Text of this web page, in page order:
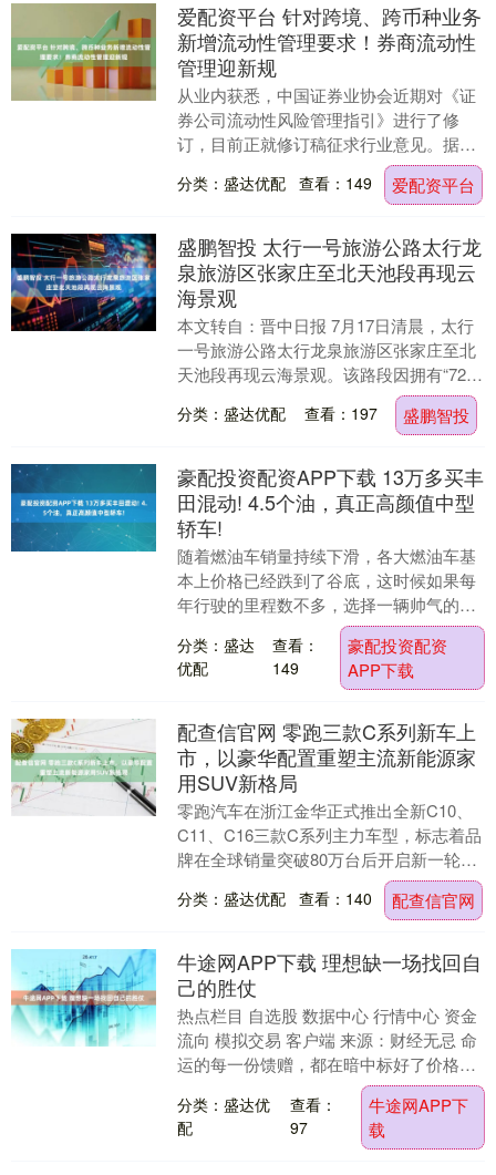
爱配资平台 针对跨境、跨币种业务
新增流动性管理要求！券商流动性
管理迎新规
从业内获悉，中国证券业协会近期对《证
券公司流动性风险管理指引》进行了修
订，目前正就修订稿征求行业意见。据
悉，《指引》（修订稿）在厘清职责边
界、压实管理责任的基础....
分类：盛达优配 查看：149 爱配资平台
盛鹏智投 太行一号旅游公路太行龙
泉旅游区张家庄至北天池段再现云
海景观
本文转自：晋中日报 7月17日清晨，太行
一号旅游公路太行龙泉旅游区张家庄至北
天池段再现云海景观。该路段因拥有“72道
弯”的盘山险径而远近闻名，太行一号旅游
公路的....
分类：盛达优配 查看：197 盛鹏智投
豪配投资配资APP下载 13万多买丰
田混动! 4.5个油，真正高颜值中型
轿车!
随着燃油车销量持续下滑，各大燃油车基
本上价格已经跌到了谷底，这时候如果每
年行驶的里程数不多，选择一辆帅气的燃
油车也是不错的选择，今天我们就来聊聊
丰田凯美瑞。 丰....
分类：盛达
优配
查看：
149
豪配投资配资
APP下载
配查信官网 零跑三款C系列新车上
市，以豪华配置重塑主流新能源家
用SUV新格局
零跑汽车在浙江金华正式推出全新C10、
C11、C16三款C系列主力车型，标志着品
牌在全球销量突破80万台后开启新一轮产
品升级。此次上市的三款新车均提供纯电
与增程....
分类：盛达优配 查看：140 配查信官网
牛途网APP下载 理想缺一场找回自
己的胜仗
热点栏目 自选股 数据中心 行情中心 资金
流向 模拟交易 客户端 来源：财经无忌 命
运的每一份馈赠，都在暗中标好了价格。
这句茨维格对玛丽王后充满戏剧性的一生
的总....
分类：盛达优
配
查看：
97
牛途网APP下
载